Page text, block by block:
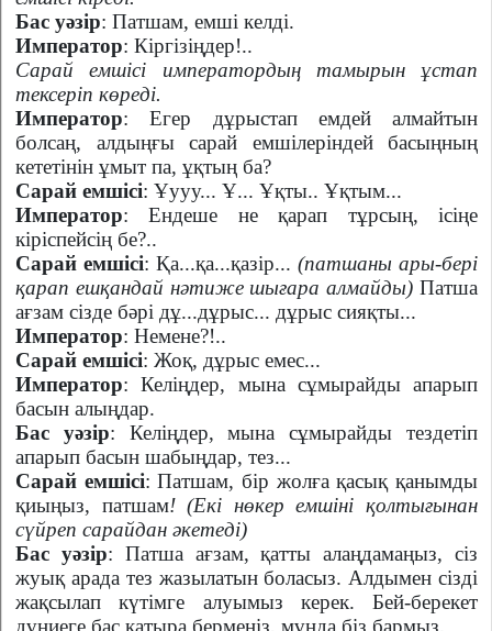
Бас уәзір: Патшам, емші келді.
Император: Кіргізіңдер!..
Сарай емшісі императордың тамырын ұстап
тексеріп көреді.
Император: Егер дұрыстап емдей алмайтын
болсаң, алдыңғы сарай емшілеріндей басыңның
кететінін ұмыт па, ұқтың ба?
Сарай емшісі: Ұууу... Ұ... Ұқты.. Ұқтым...
Император: Ендеше не қарап тұрсың, ісіңе
кіріспейсің бе?..
Сарай емшісі: Қа...қа...қазір... (патшаны ары-бері
қарап ешқандай нәтиже шығара алмайды) Патша
ағзам сізде бәрі дұ...дұрыс... дұрыс сияқты...
Император: Немене?!..
Сарай емшісі: Жоқ, дұрыс емес...
Император: Келіңдер, мына сұмырайды апарып
басын алыңдар.
Бас уәзір: Келіңдер, мына сұмырайды тездетіп
апарып басын шабыңдар, тез...
Сарай емшісі: Патшам, бір жолға қасық қанымды
қиыңыз, патшам! (Екі нөкер емшіні қолтығынан
сүйреп сарайдан әкетеді)
Бас уәзір: Патша ағзам, қатты алаңдамаңыз, сіз
жуық арада тез жазылатын боласыз. Алдымен сізді
жақсылап күтімге алуымыз керек. Бей-берекет
дүниеге бас қатыра бермеңіз, мұнда біз бармыз.